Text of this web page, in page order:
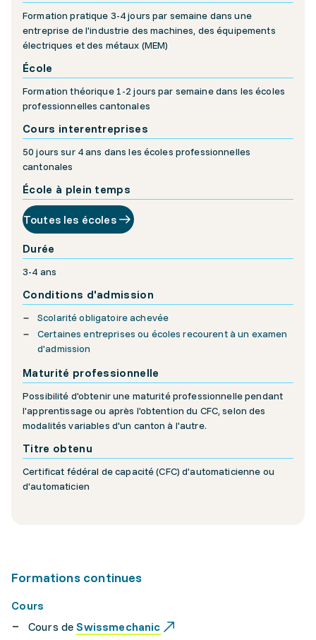
Formation pratique 3-4 jours par semaine dans une
entreprise de l'industrie des machines, des équipements
électriques et des métaux (MEM)
École
Formation théorique 1-2 jours par semaine dans les écoles
professionnelles cantonales
Cours interentreprises
50 jours sur 4 ans dans les écoles professionnelles
cantonales
École à plein temps
Toutes les écoles
Durée
3-4 ans
Conditions d'admission
Scolarité obligatoire achevée
Certaines entreprises ou écoles recourent à un examen
d'admission
Maturité professionnelle
Possibilité d'obtenir une maturité professionnelle pendant
l'apprentissage ou après l'obtention du CFC, selon des
modalités variables d'un canton à l'autre.
Titre obtenu
Certificat fédéral de capacité (CFC) d'automaticienne ou
d'automaticien
Formations continues
Cours
Cours deSwissmechanic